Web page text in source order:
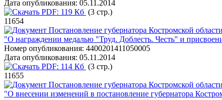
Дата опубликования: 05.11.2014
PDF: 119 Кб (3 стр.)
11654
Постановление губернатора Костромской
"О награждении медалью "Труд. Доблесть. Честь" и
Номер опубликования: 4400201411050005
Дата опубликования: 05.11.2014
PDF: 114 Кб (3 стр.)
11655
Постановление губернатора Костромской
"О внесении изменений в постановление губернатора